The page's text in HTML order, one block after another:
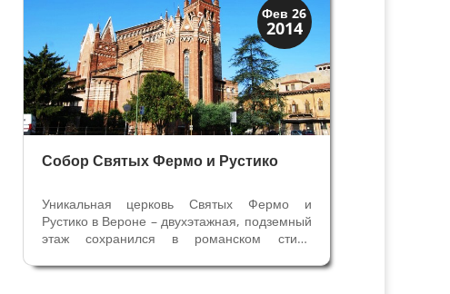
Фев 26
2014
Верона
Экскурсии
Собор Святых Фермо и Рустико
Уникальная церковь Святых Фермо и
Рустико в Вероне – двухэтажная, подземный
этаж сохранился в романском стиле
перестроена монахами францисканцами в